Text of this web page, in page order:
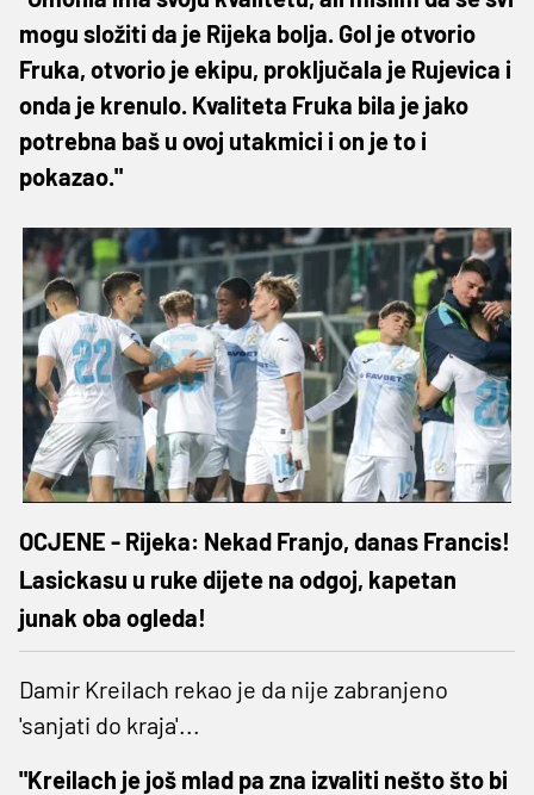
mogu složiti da je Rijeka bolja. Gol je otvorio
Fruka, otvorio je ekipu, proključala je Rujevica i
onda je krenulo. Kvaliteta Fruka bila je jako
potrebna baš u ovoj utakmici i on je to i
pokazao."
OCJENE - Rijeka: Nekad Franjo, danas Francis!
Lasickasu u ruke dijete na odgoj, kapetan
junak oba ogleda!
Damir Kreilach rekao je da nije zabranjeno
'sanjati do kraja'...
"Kreilach je još mlad pa zna izvaliti nešto što bi